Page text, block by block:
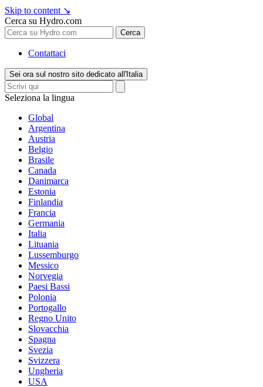
Skip to content ↘
Cerca su Hydro.com
Cerca
Contattaci
Sei ora sul nostro sito dedicato all'Italia
Seleziona la lingua
Global
Argentina
Austria
Belgio
Brasile
Canada
Danimarca
Estonia
Finlandia
Francia
Germania
Italia
Lituania
Lussemburgo
Messico
Norvegia
Paesi Bassi
Polonia
Portogallo
Regno Unito
Slovacchia
Spagna
Svezia
Svizzera
Ungheria
USA